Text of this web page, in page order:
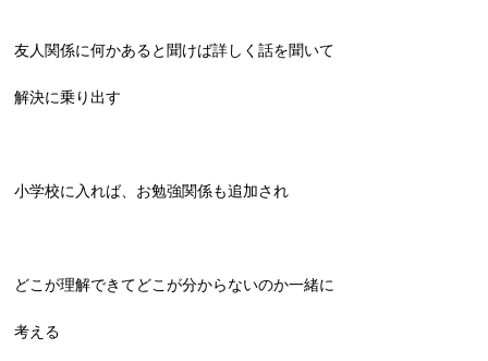
友人関係に何かあると聞けば詳しく話を聞いて
解決に乗り出す
小学校に入れば、お勉強関係も追加され
どこが理解できてどこが分からないのか一緒に
考える